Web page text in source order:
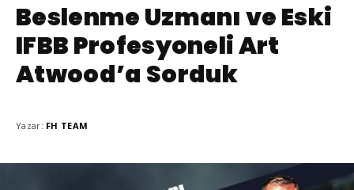
Beslenme Uzmanı ve Eski
IFBB Profesyoneli Art
Atwood’a Sorduk
Yazar: FH TEAM